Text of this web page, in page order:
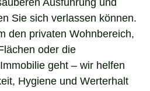
Sie sich verlassen können.
den privaten Wohnbereich,
oder die
geht – wir helfen
Hygiene und Werterhalt